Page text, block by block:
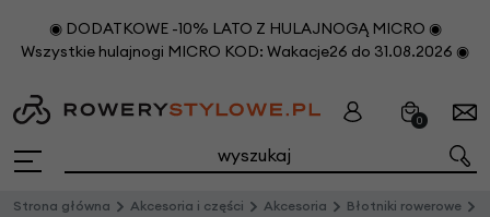
◉ DODATKOWE -10% LATO Z HULAJNOGĄ MICRO ◉
Wszystkie hulajnogi MICRO KOD: Wakacje26 do 31.08.2026 ◉
0
Strona główna Akcesoria i części Akcesoria Błotniki rowerowe